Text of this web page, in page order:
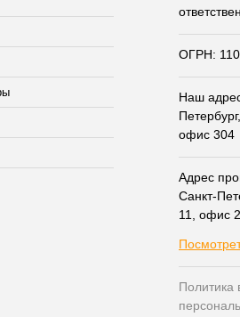
ОГРН:
Наш
офис 304
Адрес
Санкт-
11, офис
Политика